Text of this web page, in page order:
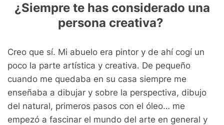
¿Siempre te has considerado una
persona creativa?
Creo que sí. Mi abuelo era pintor y de ahí cogí un
poco la parte artística y creativa. De pequeño
cuando me quedaba en su casa siempre me
enseñaba a dibujar y sobre la perspectiva, dibujo
del natural, primeros pasos con el óleo… me
empezó a fascinar el mundo del arte en general y